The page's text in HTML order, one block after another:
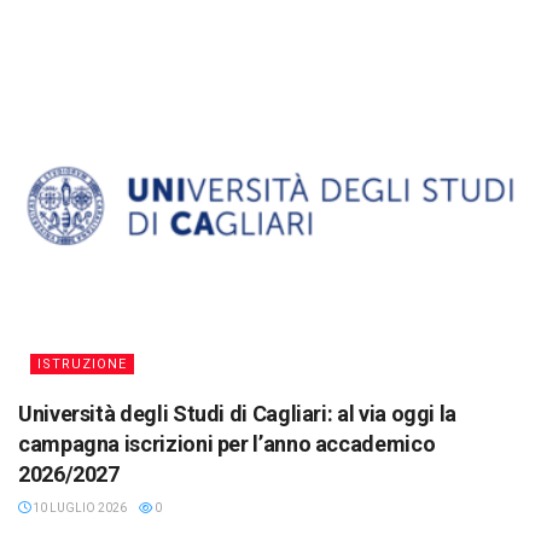
ISTRUZIONE
Università degli Studi di Cagliari: al via oggi la
campagna iscrizioni per l’anno accademico
2026/2027
10 LUGLIO 2026 0